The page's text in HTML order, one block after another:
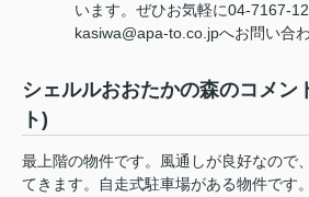
います。ぜひお気軽に04-7167-
kasiwa@apa-to.co.jpへお問い合
シェルルおおたかの森のコメン
ト)
最上階の物件です。風通しが良好なので
てきます。自走式駐車場がある物件です